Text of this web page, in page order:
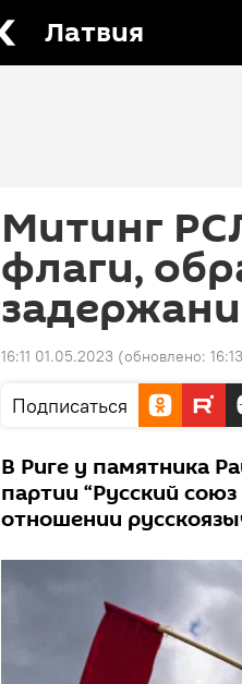
Латвия
Митинг
флаги,
16:11 01.05.2023 (обновлено:
Подписаться
В Риге у памятника
партии “Русский
отношении